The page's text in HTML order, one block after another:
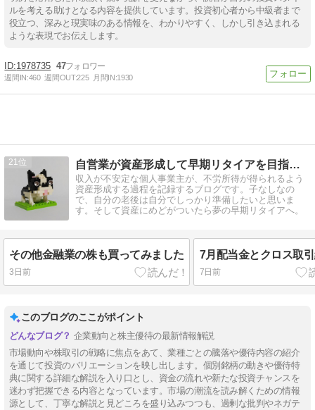
ルを考える助けとなる内容を提供しています。投資初心者から中級者まで
役立つ、深みと現実味のある情報を、わかりやすく、しかし引き込まれる
ような表現でお伝えします。
1978735 47
週間IN:460 週間OUT:225 月間IN:1930
21 自営業が資産形成して早期リタイアを目指すブログ
収入が不安定な個人事業主が、不労所得が得られるよう
資産形成する過程を記録するブログです。子なしなの
で、自分の老後は自分でしっかり準備したいと思いま
す。そして資産にめどがついたら夢の早期リタイアへ。
その他金融業の株も買ってみました
3日前
7月配当金とクロス取
7日前
このブログのここがポイント
企業動向と株主優待の最新情報解説
市場動向や株取引の戦略に焦点をあて、業種ごとの騰落や優待内容の紹介
を通じて投資のバリエーションを映し出します。個別銘柄の動きや優待特
典に関する詳細な解説を入り口とし、資金の流れや新たな投資チャンスを
迷わず把握できる内容となっています。市場の潮流を読み解くための情報
源として、丁寧な解説と見どころを盛り込みつつも、過剰な批判やネガテ